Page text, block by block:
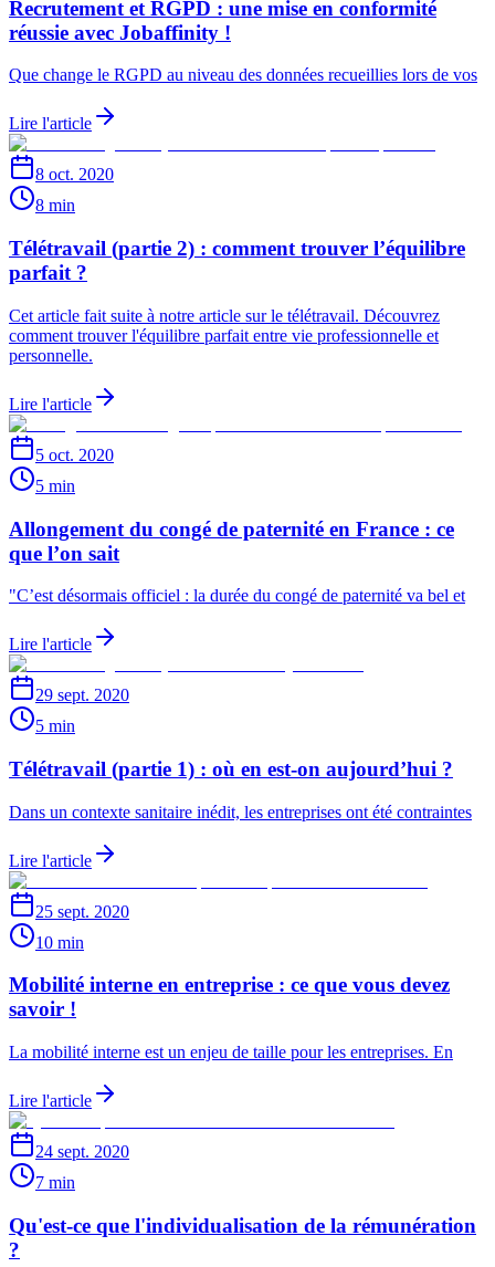
Recrutement et RGPD : une mise en conformité
réussie avec Jobaffinity !
Que change le RGPD au niveau des données recueillies lors de vos
Lire l'article
8 oct. 2020
8 min
Télétravail (partie 2) : comment trouver l’équilibre
parfait ?
Cet article fait suite à notre article sur le télétravail. Découvrez
comment trouver l'équilibre parfait entre vie professionnelle et
personnelle.
Lire l'article
5 oct. 2020
5 min
Allongement du congé de paternité en France : ce
que l’on sait
"C’est désormais officiel : la durée du congé de paternité va bel et
Lire l'article
29 sept. 2020
5 min
Télétravail (partie 1) : où en est-on aujourd’hui ?
Dans un contexte sanitaire inédit, les entreprises ont été contraintes
Lire l'article
25 sept. 2020
10 min
Mobilité interne en entreprise : ce que vous devez
savoir !
La mobilité interne est un enjeu de taille pour les entreprises. En
Lire l'article
24 sept. 2020
7 min
Qu'est-ce que l'individualisation de la rémunération
?